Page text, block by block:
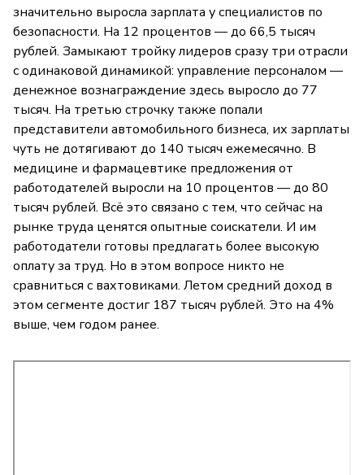
значительно выросла зарплата у специалистов по
безопасности. На 12 процентов — до 66,5 тысяч
рублей. Замыкают тройку лидеров сразу три отрасли
с одинаковой динамикой: управление персоналом —
денежное вознаграждение здесь выросло до 77
тысяч. На третью строчку также попали
представители автомобильного бизнеса, их зарплаты
чуть не дотягивают до 140 тысяч ежемесячно. В
медицине и фармацевтике предложения от
работодателей выросли на 10 процентов — до 80
тысяч рублей. Всё это связано с тем, что сейчас на
рынке труда ценятся опытные соискатели. И им
работодатели готовы предлагать более высокую
оплату за труд. Но в этом вопросе никто не
сравниться с вахтовиками. Летом средний доход в
этом сегменте достиг 187 тысяч рублей. Это на 4%
выше, чем годом ранее.